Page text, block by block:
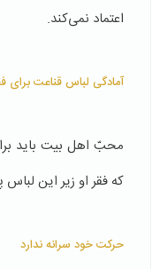
اعتماد نمی‌کند.
آمادگی لباس قناعت برای
محبّ اهل بیت باید
که فقر او زیر این
حرکت خود سرانه ندارد